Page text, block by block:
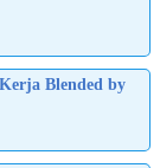
Blended by